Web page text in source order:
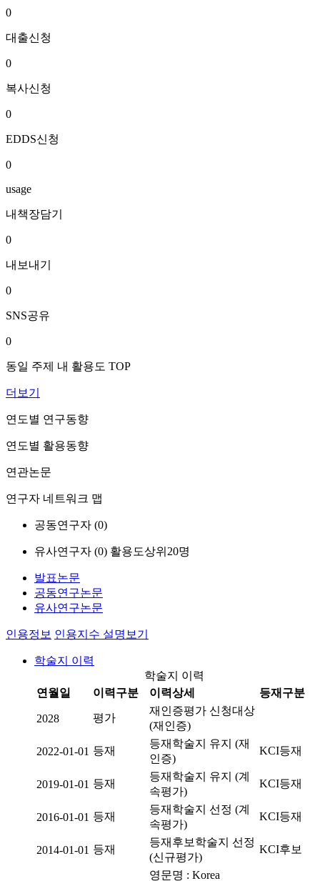
0
대출신청
0
복사신청
0
EDDS신청
0
usage
내책장담기
0
내보내기
0
SNS공유
0
동일 주제 내 활용도 TOP
더보기
연도별 연구동향
연도별 활용동향
연관논문
연구자 네트워크 맵
공동연구자 (0)
유사연구자 (0) 활용도상위20명
발표논문
공동연구논문
유사연구논문
인용정보 인용지수 설명보기
학술지 이력
학술지 이력
연월일
이력구분 이력상세 등재구분
2028 평가
재인증평가 신청대상
(재인증)
2022-01-01 등재
등재학술지 유지 (재
인증)
KCI등재
2019-01-01 등재
등재학술지 유지 (계
속평가)
KCI등재
2016-01-01 등재
등재학술지 선정 (계
속평가)
KCI등재
2014-01-01 등재
등재후보학술지 선정
(신규평가)
KCI후보
영문명 : Korea